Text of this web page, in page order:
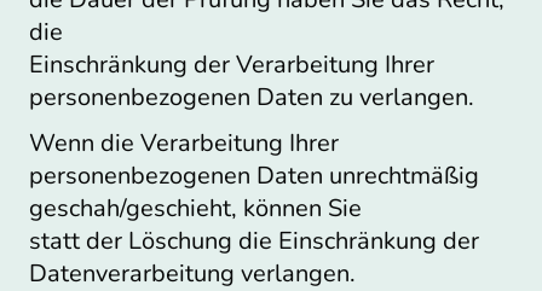
die
Einschränkung der Verarbeitung Ihrer
personenbezogenen Daten zu verlangen.
Wenn die Verarbeitung Ihrer
personenbezogenen Daten unrechtmäßig
geschah/geschieht, können Sie
statt der Löschung die Einschränkung der
Datenverarbeitung verlangen.